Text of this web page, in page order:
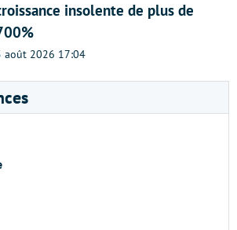
insolente de plus de
août 2026 17:04